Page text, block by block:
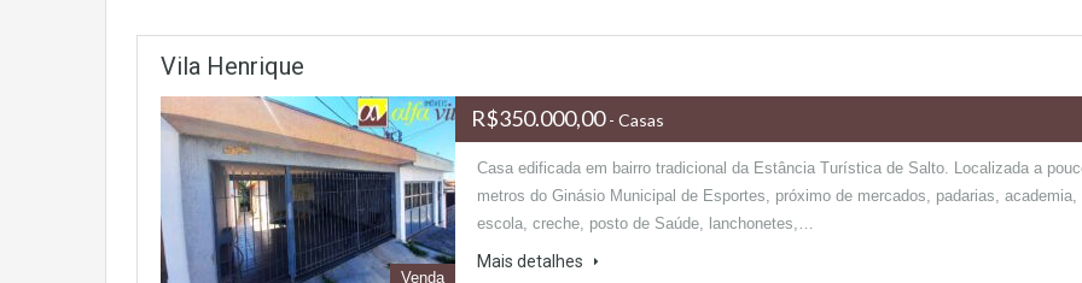
Vila Henrique
Venda
R$350.000,00- Casas
Casa edificada em bairro tradicional da Estância Turística de Salto. Localizada a
metros do Ginásio Municipal de Esportes, próximo de mercados, padarias, academia,
escola, creche, posto de Saúde, lanchonetes,…
Mais detalhes